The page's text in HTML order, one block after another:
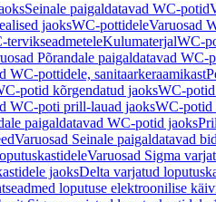
Seinale paigaldatavad WC-potid
jaoksWC-pottideleVaruosad
tervikseadmeteleKulumaterjalWC-
Põrandale paigaldatavad WC-
WC-pottidele, sanitaarkeraamikast
potid kõrgendatud jaoksWC-
WC-poti prill-lauad jaoksWC-potid
paigaldatavad WC-potid jaoks
Varuosad Seinale paigaldatavad
Varuosad Sigma
jaoksDelta varjatud
loputuse elektroonilise